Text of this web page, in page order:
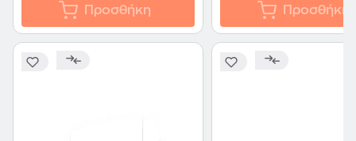
Προσθήκη Προσθήκη